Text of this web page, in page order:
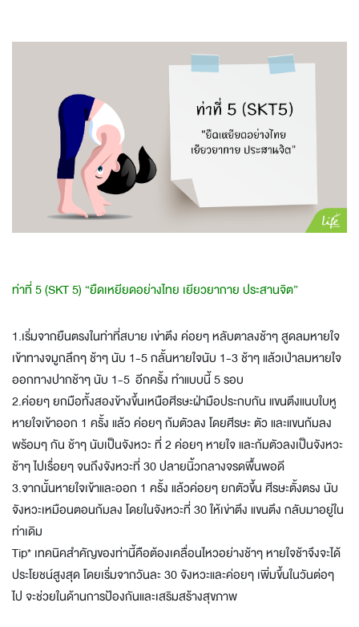
ท่าที่ 5 (SKT 5) “ยืดเหยียดอย่างไทย เยียวยากาย ประสานจิต”
1.เริ่มจากยืนตรงในท่าที่สบาย เข่าตึง ค่อยๆ หลับตาลงช้าๆ สูดลมหายใจ
เข้าทางจมูกลึกๆ ช้าๆ นับ 1-5 กลั้นหายใจนับ 1-3 ช้าๆ แล้วเป่าลมหายใจ
ออกทางปากช้าๆ นับ 1-5 อีกครั้ง ทำแบบนี้ 5 รอบ
2.ค่อยๆ ยกมือทั้งสองข้างขึ้นเหนือศีรษะฝ่ามือประกบกัน แขนตึงแนบใบหู
หายใจเข้าออก 1 ครั้ง แล้ว ค่อยๆ ก้มตัวลง โดยศีรษะ ตัว และแขนก้มลง
พร้อมๆ กัน ช้าๆ นับเป็นจังหวะ ที่ 2 ค่อยๆ หายใจ และก้มตัวลงเป็นจังหวะ
ช้าๆ ไปเรื่อยๆ จนถึงจังหวะที่ 30 ปลายนิ้วกลางจรดพื้นพอดี
3.จากนั้นหายใจเข้าและออก 1 ครั้ง แล้วค่อยๆ ยกตัวขึ้น ศีรษะตั้งตรง นับ
จังหวะเหมือนตอนก้มลง โดยในจังหวะที่ 30 ให้เข่าตึง แขนตึง กลับมาอยู่ใน
ท่าเดิม
Tip* เทคนิคสำคัญของท่านี้คือต้องเคลื่อนไหวอย่างช้าๆ หายใจช้าจึงจะได้
ประโยชน์สูงสุด โดยเริ่มจากวันละ 30 จังหวะและค่อยๆ เพิ่มขึ้นในวันต่อๆ
ไป จะช่วยในด้านการป้องกันและเสริมสร้างสุขภาพ